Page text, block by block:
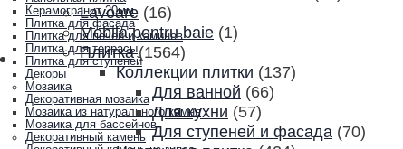
Керамогранит 20мм
Плитка для фасада
Плитка для печей и каминов
Плитка для террасы
Плитка для ступеней
Декоры
Мозаика
Декоративная мозаика
Мозаика из натурального камня
Мозаика для бассейнов
Декоративный камень
Lavoare (16)
Mobila pentru baie (1)
Плитка (1564)
Коллекции плитки (137)
Для ванной (66)
Для кухни (57)
Для ступеней и фасада (70)